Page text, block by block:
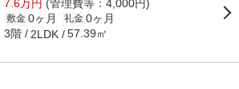
7.6万円 (管理費等：4,000円)
敷金 0ヶ月 礼金 0ヶ月
3階 2LDK 57.39㎡